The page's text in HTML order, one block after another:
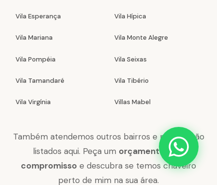
Vila Esperança Vila Hípica
Vila Mariana Vila Monte Alegre
Vila Pompéia Vila Seixas
Vila Tamandaré Vila Tibério
Vila Virgínia Villas Mabel
Também atendemos outros bairros e regiões não
listados aqui. Peça um orçamento sem
compromisso e descubra se temos chaveiro
perto de mim na sua área.